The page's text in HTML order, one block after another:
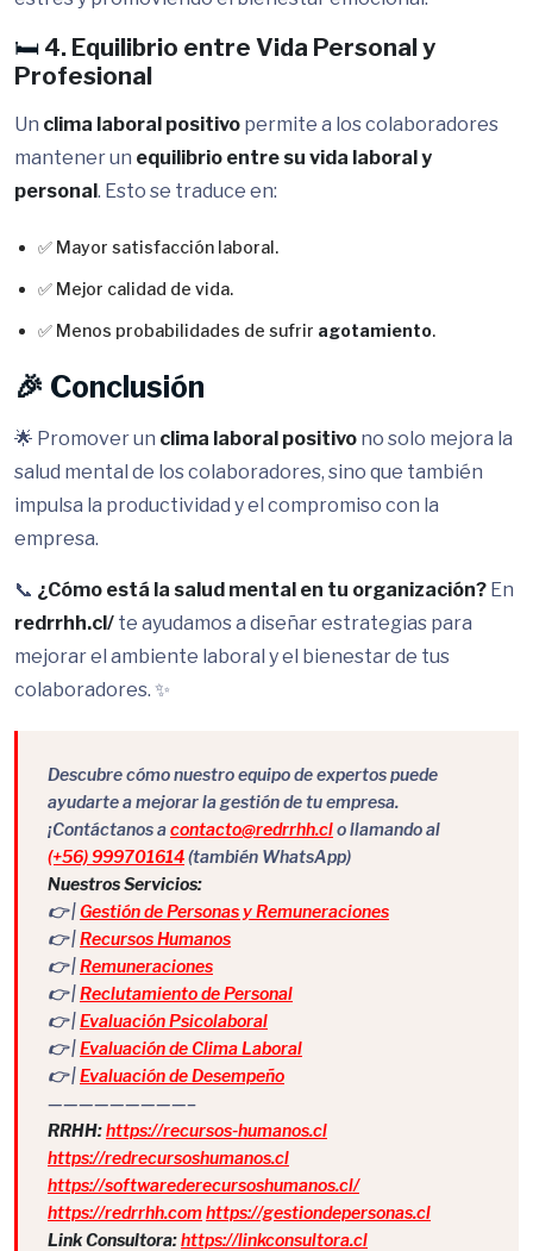
🛏️ 4. Equilibrio entre Vida Personal y
Profesional
Un clima laboral positivo permite a los colaboradores
mantener un equilibrio entre su vida laboral y
personal. Esto se traduce en:
✅ Mayor satisfacción laboral.
✅ Mejor calidad de vida.
✅ Menos probabilidades de sufrir agotamiento.
🎉 Conclusión
🌟 Promover un clima laboral positivo no solo mejora la
salud mental de los colaboradores, sino que también
impulsa la productividad y el compromiso con la
empresa.
📞 ¿Cómo está la salud mental en tu organización? En
redrrhh.cl/ te ayudamos a diseñar estrategias para
mejorar el ambiente laboral y el bienestar de tus
colaboradores. ✨
Descubre cómo nuestro equipo de expertos puede
ayudarte a mejorar la gestión de tu empresa.
¡Contáctanos acontacto@redrrhh.clo llamando al
(+56) 999701614(también WhatsApp)
Nuestros Servicios:
👉 |Gestión de Personas y Remuneraciones
👉 |Recursos Humanos
👉 |Remuneraciones
👉 |Reclutamiento de Personal
👉 |Evaluación Psicolaboral
👉 |Evaluación de Clima Laboral
👉 |Evaluación de Desempeño
—————————–
RRHH:https://recursos-humanos.cl
https://redrecursoshumanos.cl
https://softwarederecursoshumanos.cl/
https://redrrhh.comhttps://gestiondepersonas.cl
Link Consultora:https://linkconsultora.cl